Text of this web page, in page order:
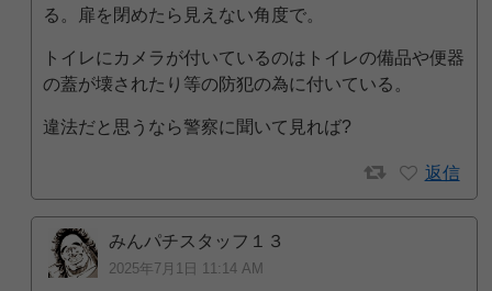
る。扉を閉めたら見えない角度で。
トイレにカメラが付いているのはトイレの備品や便器
の蓋が壊されたり等の防犯の為に付いている。
違法だと思うなら警察に聞いて見れば?
返信
みんパチスタッフ１３
2025年7月1日 11:14 AM